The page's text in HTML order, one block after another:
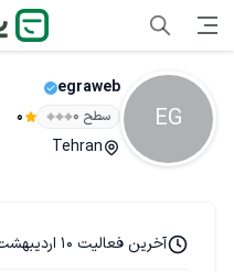
EG
egraweb
سطح ۰ 0
Tehran
آخرین فعالیت 10 اردیبهشت 1404